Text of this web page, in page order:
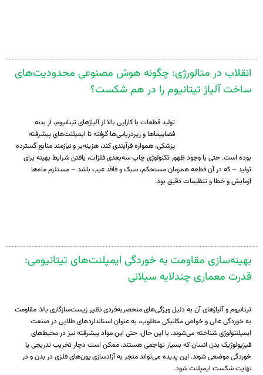
انقلاب در متالورژی: چگونه هوش مصنوعی محدودیت‌های
ساخت آلیاژ تیتانیوم را در هم شکست؟
تولید قطعات با کارایی بالا از آلیاژهای تیتانیوم، از بدنه
فضاپیماها و زیردریایی‌ها گرفته تا ایمپلنت‌های پیشرفته
پزشکی، همواره فرآیندی کند، هزینه‌بر و نیازمند منابع گسترده
بوده است. حتی با وجود ظهور تکنولوژی چاپ سه‌بعدی فلزات، یافتن شرایط بهینه برای
تولید – که در آن قطعه همزمان مستحکم، سبک و فاقد عیب باشد – مستلزم ماه‌ها
آزمایش و خطا و تنظیمات دقیق بود.
بهینه‌سازی مقاومت به خوردگی ایمپلنت‌های تیتانیومی:
قدرت معماری چندلایه سیلانی
تیتانیوم و آلیاژهای آن به دلیل ویژگی‌های منحصربه‌فردی نظیر زیست‌سازگاری بالا، مقاومت
به خوردگی عالی و خواص مکانیکی مطلوب، به عنوان استانداردهای طلایی در صنعت
ایمپلنتولوژی شناخته می‌شوند. با این حال، حتی این مواد پیشرفته نیز در محیط‌های
فیزیولوژیک بدن انسان که بسیار تهاجمی هستند، ممکن است دچار تخریب تدریجی یا
خوردگی موضعی شوند. این پدیده می‌تواند منجر به آزادسازی یون‌های فلزی در بدن و در
نهایت شکست ایمپلنت شود.